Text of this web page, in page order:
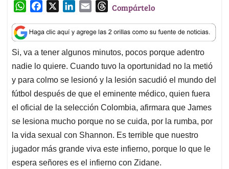
W
a
t
s
A
p
p
c
e
b
o
o
k
n
k
e
d
I
n
a
i
l
T
r
e
a
d
s
Compártelo
Si, va a tener algunos minutos, pocos porque adentro
nadie lo quiere. Cuando tuvo la oportunidad no la metió
y para colmo se lesionó y la lesión sacudió el mundo del
fútbol después de que el eminente médico, quien fuera
el oficial de la selección Colombia, afirmara que James
se lesiona mucho porque no se cuida, por la rumba, por
la vida sexual con Shannon. Es terrible que nuestro
jugador más grande viva este infierno, porque lo que le
espera señores es el infierno con Zidane.